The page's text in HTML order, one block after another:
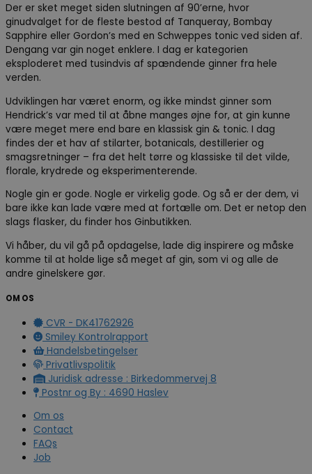
Der er sket meget siden slutningen af 90’erne, hvor
ginudvalget for de fleste bestod af Tanqueray, Bombay
Sapphire eller Gordon’s med en Schweppes tonic ved siden af.
Dengang var gin noget enklere. I dag er kategorien
eksploderet med tusindvis af spændende ginner fra hele
verden.
Udviklingen har været enorm, og ikke mindst ginner som
Hendrick’s var med til at åbne manges øjne for, at gin kunne
være meget mere end bare en klassisk gin & tonic. I dag
findes der et hav af stilarter, botanicals, destillerier og
smagsretninger – fra det helt tørre og klassiske til det vilde,
florale, krydrede og eksperimenterende.
Nogle gin er gode. Nogle er virkelig gode. Og så er der dem, vi
bare ikke kan lade være med at fortælle om. Det er netop den
slags flasker, du finder hos Ginbutikken.
Vi håber, du vil gå på opdagelse, lade dig inspirere og måske
komme til at holde lige så meget af gin, som vi og alle de
andre ginelskere gør.
OM OS
CVR - DK41762926
Smiley Kontrolrapport
Handelsbetingelser
Privatlivspolitik
Juridisk adresse : Birkedommervej 8
Postnr og By : 4690 Haslev
Om os
Contact
FAQs
Job